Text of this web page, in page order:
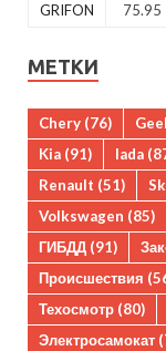
GRIFON
75.95
МЕТКИ
Chery (76)
Kia (91) lada
Renault (51)
Volkswagen (85)
ГИБДД (91)
Происшествия
Техосмотр (80)
Электросамокат